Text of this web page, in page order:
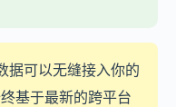
据可以无缝接入你的
基于最新的跨平台